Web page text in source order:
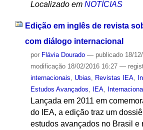
Localizado em NOTÍCIAS
Edição em inglês de revista
com diálogo internacional
por Flávia Dourado — publicado18/
modificação18/02/2016 16:27 —
internacionais
Ubias Revistas IEA,
Estudos Avançados
IEA,
Lançada em 2011 em
do IEA, a edição traz um
estudos avançados no Brasil e